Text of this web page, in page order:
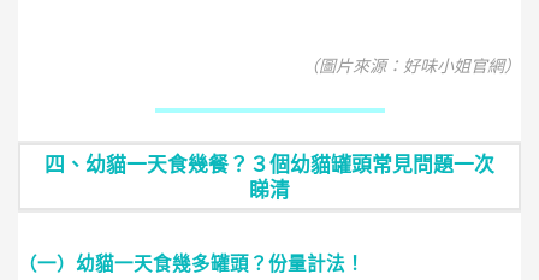
（圖片來源：好味小姐官網）
四、幼貓一天食幾餐？３個幼貓罐頭常見問題一次
睇清
（一）幼貓一天食幾多罐頭？份量計法！